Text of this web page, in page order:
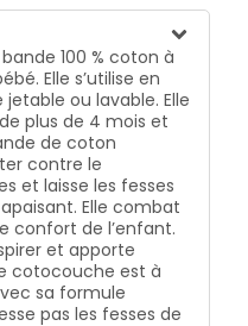
100 % coton à
Elle s’utilise en
ou lavable. Elle
plus de 4 mois et
de coton
contre le
et laisse les fesses
Elle combat
confort de l’enfant.
et apporte
cotocouche est à
sa formule
pas les fesses de